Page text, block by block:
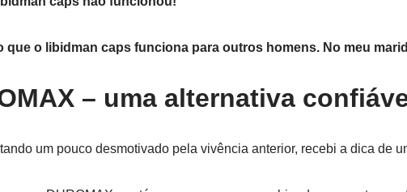
que o libidman caps funciona para outros homens. No meu
– uma alternativa
um pouco desmotivado pela vivência anterior, recebi a dica de